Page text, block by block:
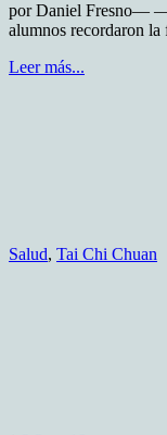
por Daniel Fresno—
alumnos recordaron
Leer más...
Salud, Tai Chi Chuan